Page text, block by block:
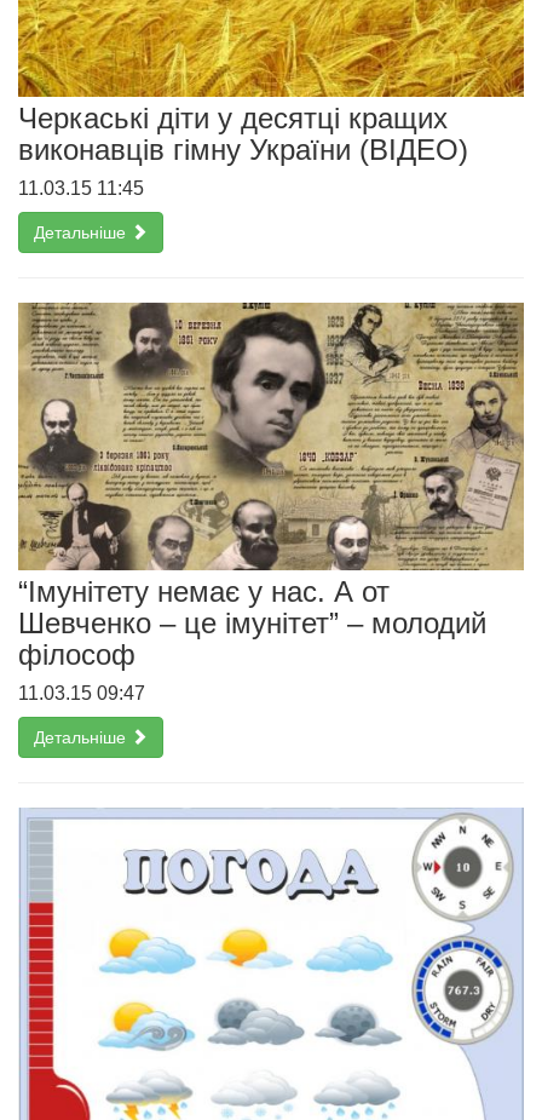
Черкаські діти у десятці кращих
виконавців гімну України (ВІДЕО)
11.03.15 11:45
Детальніше
“Імунітету немає у нас. А от
Шевченко – це імунітет” – молодий
філософ
11.03.15 09:47
Детальніше